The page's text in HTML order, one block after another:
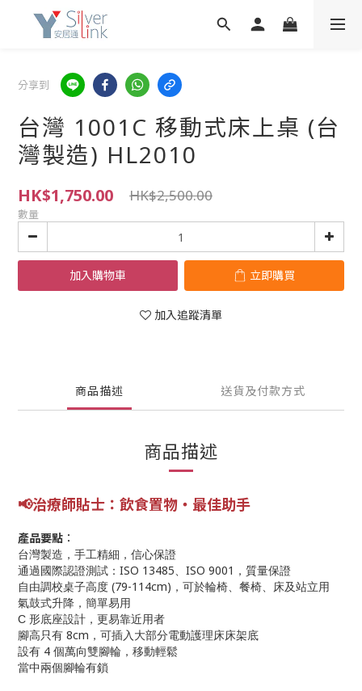
分享到
台灣 1001C 移動式床上桌 (台
灣製造) HL2010
HK$1,750.00 HK$2,500.00
數量
加入購物車 立即購買
加入追蹤清單
商品描述 送貨及付款方式
商品描述
📢治療師貼士： 飲食置物 ‧最佳助手
產品要點︰
台灣製造，手工精細，信心保證
通過國際認證測試： ISO 13485 ISO 9001 ，質量保證
自由調校桌子高度 (79-114cm) ，可於輪椅、餐椅、床及站立用
氣鼓式升降，簡單易用
C 形底座設計，更易靠近用者
腳高只有 8cm ，可插入大部分電動護理床床架底
設有 4 個萬向雙腳輪，移動輕鬆
當中兩個腳輪有鎖